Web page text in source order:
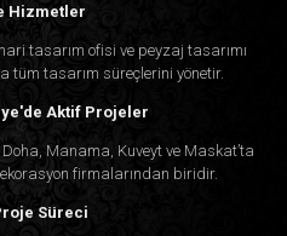
Hizmetler
tasarım ofisi ve peyzaj tasarımı
tüm tasarım süreçlerini yönetir.
Aktif Projeler
Manama, Kuveyt ve Maskat’ta
firmalarından biridir.
Süreci